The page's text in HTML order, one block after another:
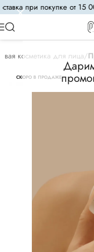
при покупке от 15
косметика для лица
СКОРО В ПРОДАЖЕ